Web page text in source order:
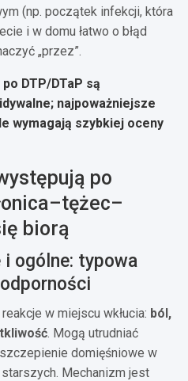
(np. początek infekcji, która
i w domu łatwo o błąd
„przez”.
DTP/DTaP są
najpoważniejsze
wymagają szybkiej oceny
po
biorą
i ogólne: typowa
w miejscu wkłucia: ból,
. Mogą utrudniać
domięśniowe w
Mechanizm jest